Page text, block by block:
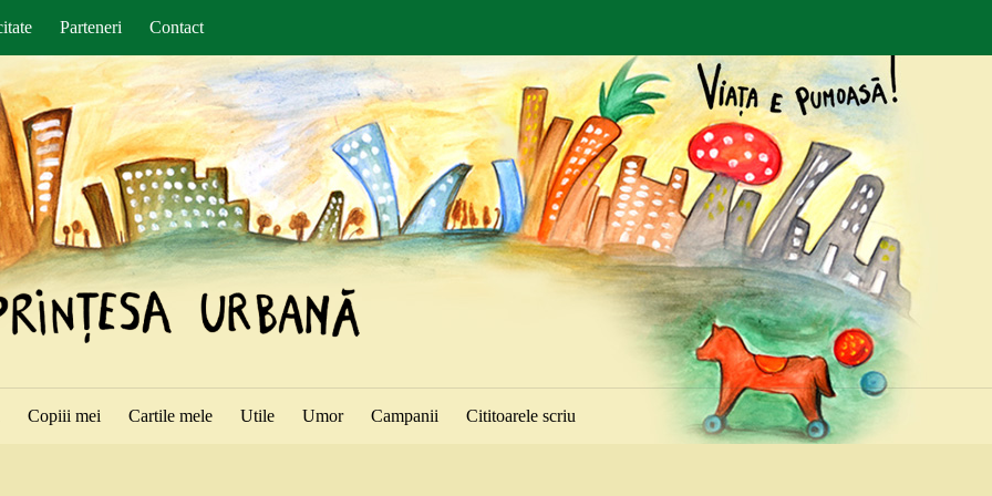
Parteneri Contact
Copiii mei Cartile mele Utile Umor Campanii Cititoarele scriu